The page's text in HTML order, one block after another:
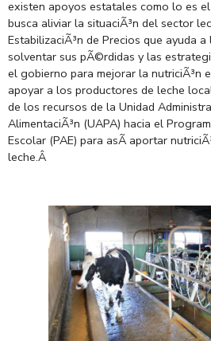
existen apoyos estatales como lo es
busca aliviar la situaciÃ³n del sector
EstabilizaciÃ³n de Precios que ayuda
solventar sus pÃ©rdidas y las
el gobierno para mejorar la nutriciÃ³n
apoyar a los productores de leche
de los recursos de la Unidad
AlimentaciÃ³n (UAPA) hacia el
Escolar (PAE) para asÃ­ aportar
leche.Â